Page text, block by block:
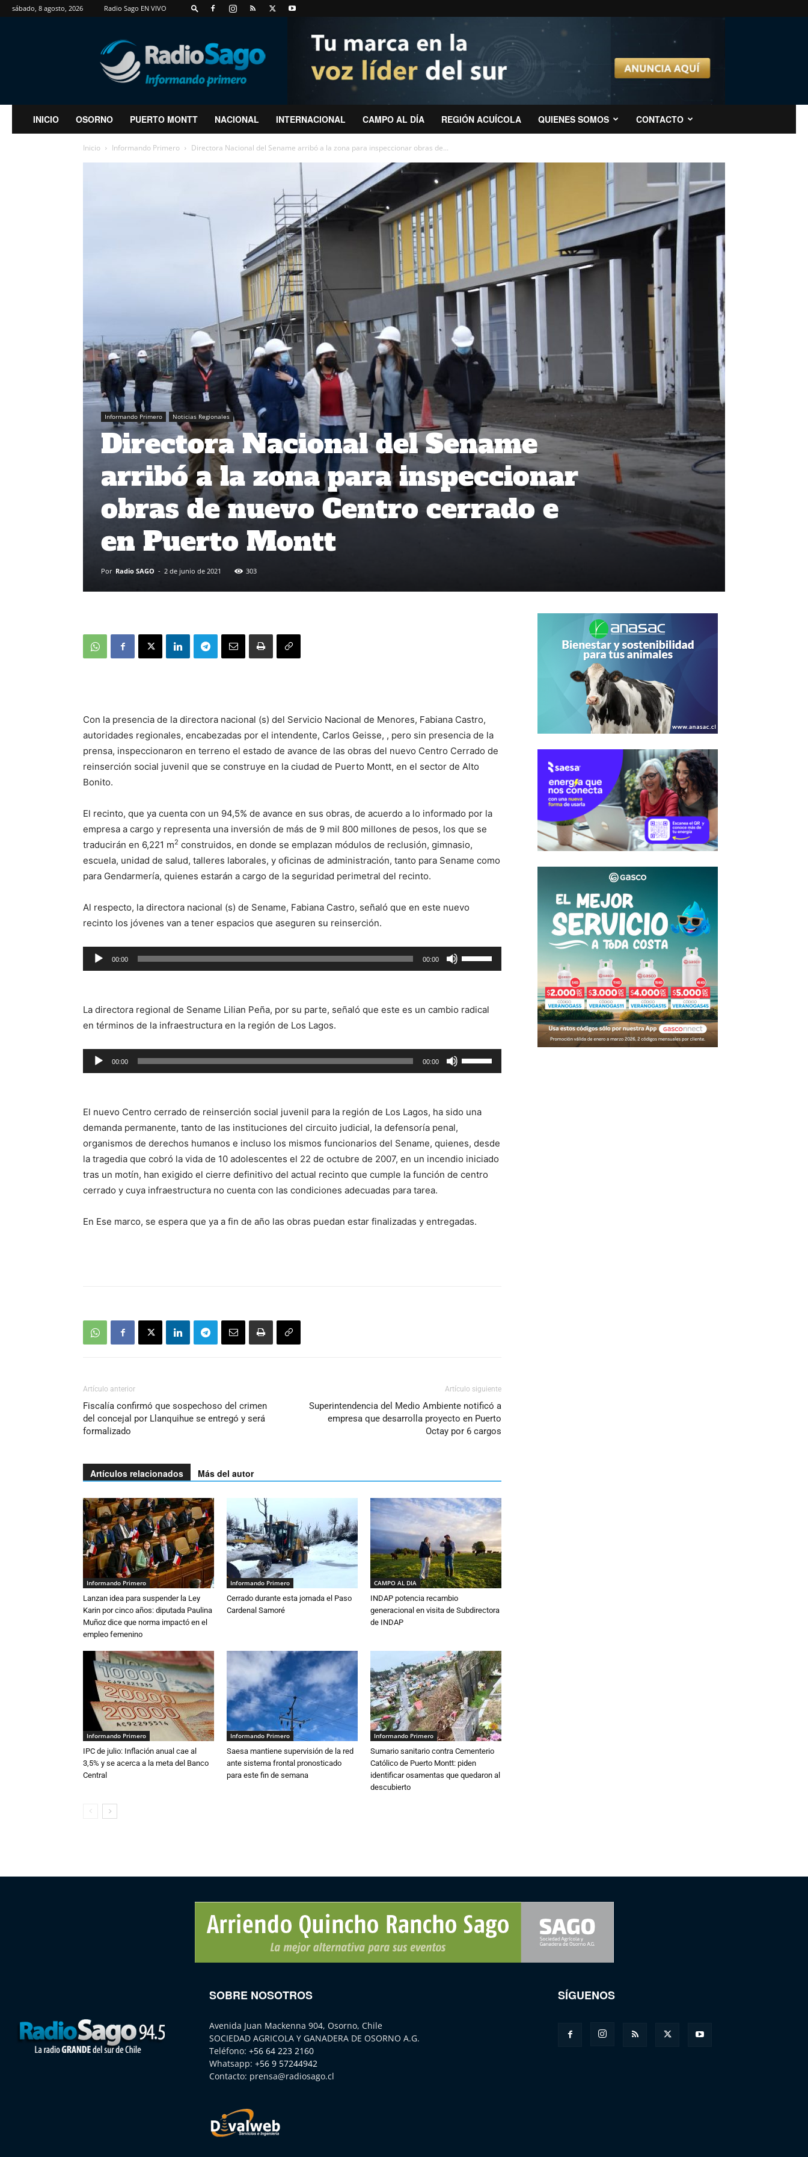
sábado, 8 agosto, 2026 Radio Sago EN VIVO
RadioSago
INICIO OSORNO PUERTO MONTT NACIONAL INTERNACIONAL CAMPO AL DÍA REGIÓN ACUÍCOLA QUIENES SOMOS CONTACTO
Inicio Informando Primero Directora Nacional del Sename arribó a la zona para inspeccionar obras de...
Informando Primero Noticias Regionales
Directora Nacional del Sename
arribó a la zona para inspeccionar
obras de nuevo Centro cerrado e
en Puerto Montt
Por Radio SAGO - 2 de junio de 2021 303
Con la presencia de la directora nacional (s) del Servicio Nacional de Menores, Fabiana Castro,
autoridades regionales, encabezadas por el intendente, Carlos Geisse, , pero sin presencia de la
prensa, inspeccionaron en terreno el estado de avance de las obras del nuevo Centro Cerrado de
reinserción social juvenil que se construye en la ciudad de Puerto Montt, en el sector de Alto
Bonito.
El recinto, que ya cuenta con un 94,5% de avance en sus obras, de acuerdo a lo informado por la
empresa a cargo y representa una inversión de más de 9 mil 800 millones de pesos, los que se
traducirán en 6,221 m2 construidos, en donde se emplazan módulos de reclusión, gimnasio,
escuela, unidad de salud, talleres laborales, y oficinas de administración, tanto para Sename como
para Gendarmería, quienes estarán a cargo de la seguridad perimetral del recinto.
Al respecto, la directora nacional (s) de Sename, Fabiana Castro, señaló que en este nuevo
recinto los jóvenes van a tener espacios que aseguren su reinserción.
Reproductor
de
00:00 00:00
las
flecha
para
aumentar
el
La directora regional de Sename Lilian Peña, por su parte, señaló que este es un cambio radical
en términos de la infraestructura en la región de Los Lagos.
Reproductor
de
00:00 00:00
las
flecha
para
aumentar
o
volumen.
El nuevo Centro cerrado de reinserción social juvenil para la región de Los Lagos, ha sido una
demanda permanente, tanto de las instituciones del circuito judicial, la defensoría penal,
organismos de derechos humanos e incluso los mismos funcionarios del Sename, quienes, desde
la tragedia que cobró la vida de 10 adolescentes el 22 de octubre de 2007, en un incendio iniciado
tras un motín, han exigido el cierre definitivo del actual recinto que cumple la función de centro
cerrado y cuya infraestructura no cuenta con las condiciones adecuadas para tarea.
En Ese marco, se espera que ya a fin de año las obras puedan estar finalizadas y entregadas.
Artículo anterior
Fiscalía confirmó que sospechoso del crimen
del concejal por Llanquihue se entregó y será
formalizado
Artículo siguiente
Superintendencia del Medio Ambiente notificó a
empresa que desarrolla proyecto en Puerto
Octay por 6 cargos
Artículos relacionados Más del autor
Informando Primero
Lanzan idea para suspender la Ley
Karin por cinco años: diputada Paulina
Muñoz dice que norma impactó en el
empleo femenino
Informando Primero
Cerrado durante esta jornada el Paso
Cardenal Samoré
CAMPO AL DIA
INDAP potencia recambio
generacional en visita de Subdirectora
de INDAP
Informando Primero
IPC de julio: Inflación anual cae al
3,5% y se acerca a la meta del Banco
Central
Informando Primero
Saesa mantiene supervisión de la red
ante sistema frontal pronosticado
para este fin de semana
Informando Primero
Sumario sanitario contra Cementerio
Católico de Puerto Montt: piden
identificar osamentas que quedaron al
descubierto
SOBRE NOSOTROS
Avenida Juan Mackenna 904, Osorno, Chile
SOCIEDAD AGRICOLA Y GANADERA DE OSORNO A.G.
Teléfono: +56 64 223 2160
Whatsapp: +56 9 57244942
Contacto: prensa@radiosago.cl
SÍGUENOS